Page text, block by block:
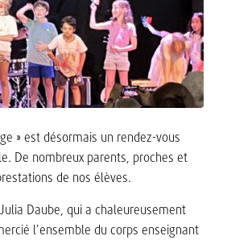
» est désormais un rendez-vous
De nombreux parents, proches et
de nos élèves.
Daube, qui a chaleureusement
l’ensemble du corps enseignant